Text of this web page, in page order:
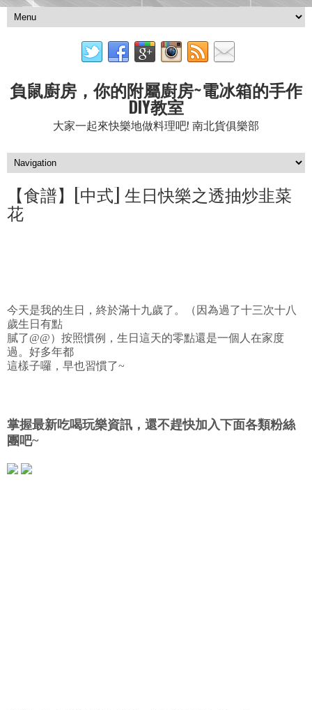
負鼠廚房，你的附屬廚房~電冰箱的手作
DIY教室
大家一起來快樂地做料理吧! 南北貨俱樂部
【食譜】[中式] 生日快樂之透抽炒韭菜
花
今天是我的生日，終於滿十九歲了。（因為過了十三次十八
歲生日有點
膩了@@）按照慣例，生日這天的零點還是一個人在家度
過。好多年都
這樣子囉，早也習慣了~
掌握最新吃喝玩樂資訊，還不趕快加入下面各類粉絲
團吧~